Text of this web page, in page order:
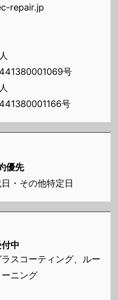
repair.jp
号
号
優先
・その他特定日
中
スコーティング、ルー
ーニング